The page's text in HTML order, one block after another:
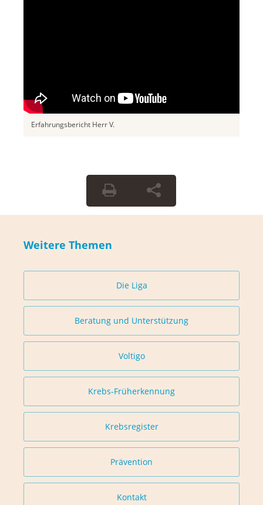
Erfahrungsbericht Herr V.
Weitere Themen
Die Liga
Beratung und Unterstützung
Voltigo
Krebs-Früherkennung
Krebsregister
Prävention
Kontakt